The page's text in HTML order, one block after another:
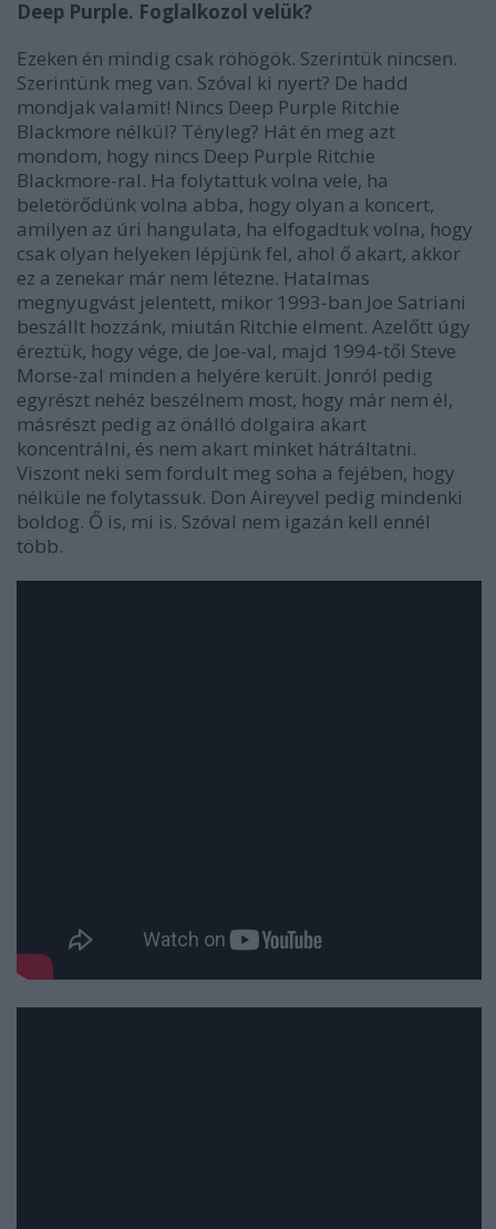
Deep Purple. Foglalkozol velük?
Ezeken én mindig csak röhögök. Szerintük nincsen.
Szerintünk meg van. Szóval ki nyert? De hadd
mondjak valamit! Nincs Deep Purple Ritchie
Blackmore nélkül? Tényleg? Hát én meg azt
mondom, hogy nincs Deep Purple Ritchie
Blackmore-ral. Ha folytattuk volna vele, ha
beletörődünk volna abba, hogy olyan a koncert,
amilyen az úri hangulata, ha elfogadtuk volna, hogy
csak olyan helyeken lépjünk fel, ahol ő akart, akkor
ez a zenekar már nem létezne. Hatalmas
megnyugvást jelentett, mikor 1993-ban Joe Satriani
beszállt hozzánk, miután Ritchie elment. Azelőtt úgy
éreztük, hogy vége, de Joe-val, majd 1994-től Steve
Morse-zal minden a helyére került. Jonról pedig
egyrészt nehéz beszélnem most, hogy már nem él,
másrészt pedig az önálló dolgaira akart
koncentrálni, és nem akart minket hátráltatni.
Viszont neki sem fordult meg soha a fejében, hogy
nélküle ne folytassuk. Don Aireyvel pedig mindenki
boldog. Ő is, mi is. Szóval nem igazán kell ennél
több.